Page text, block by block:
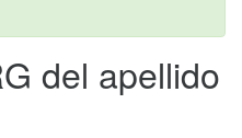
del apellido